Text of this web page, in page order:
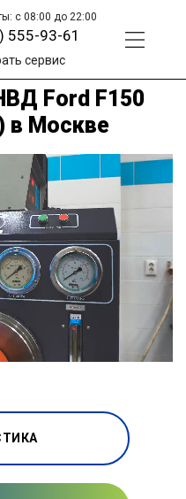
с 08:00 до 22:00
555-93-61
сервис
Ford F150
в Москве